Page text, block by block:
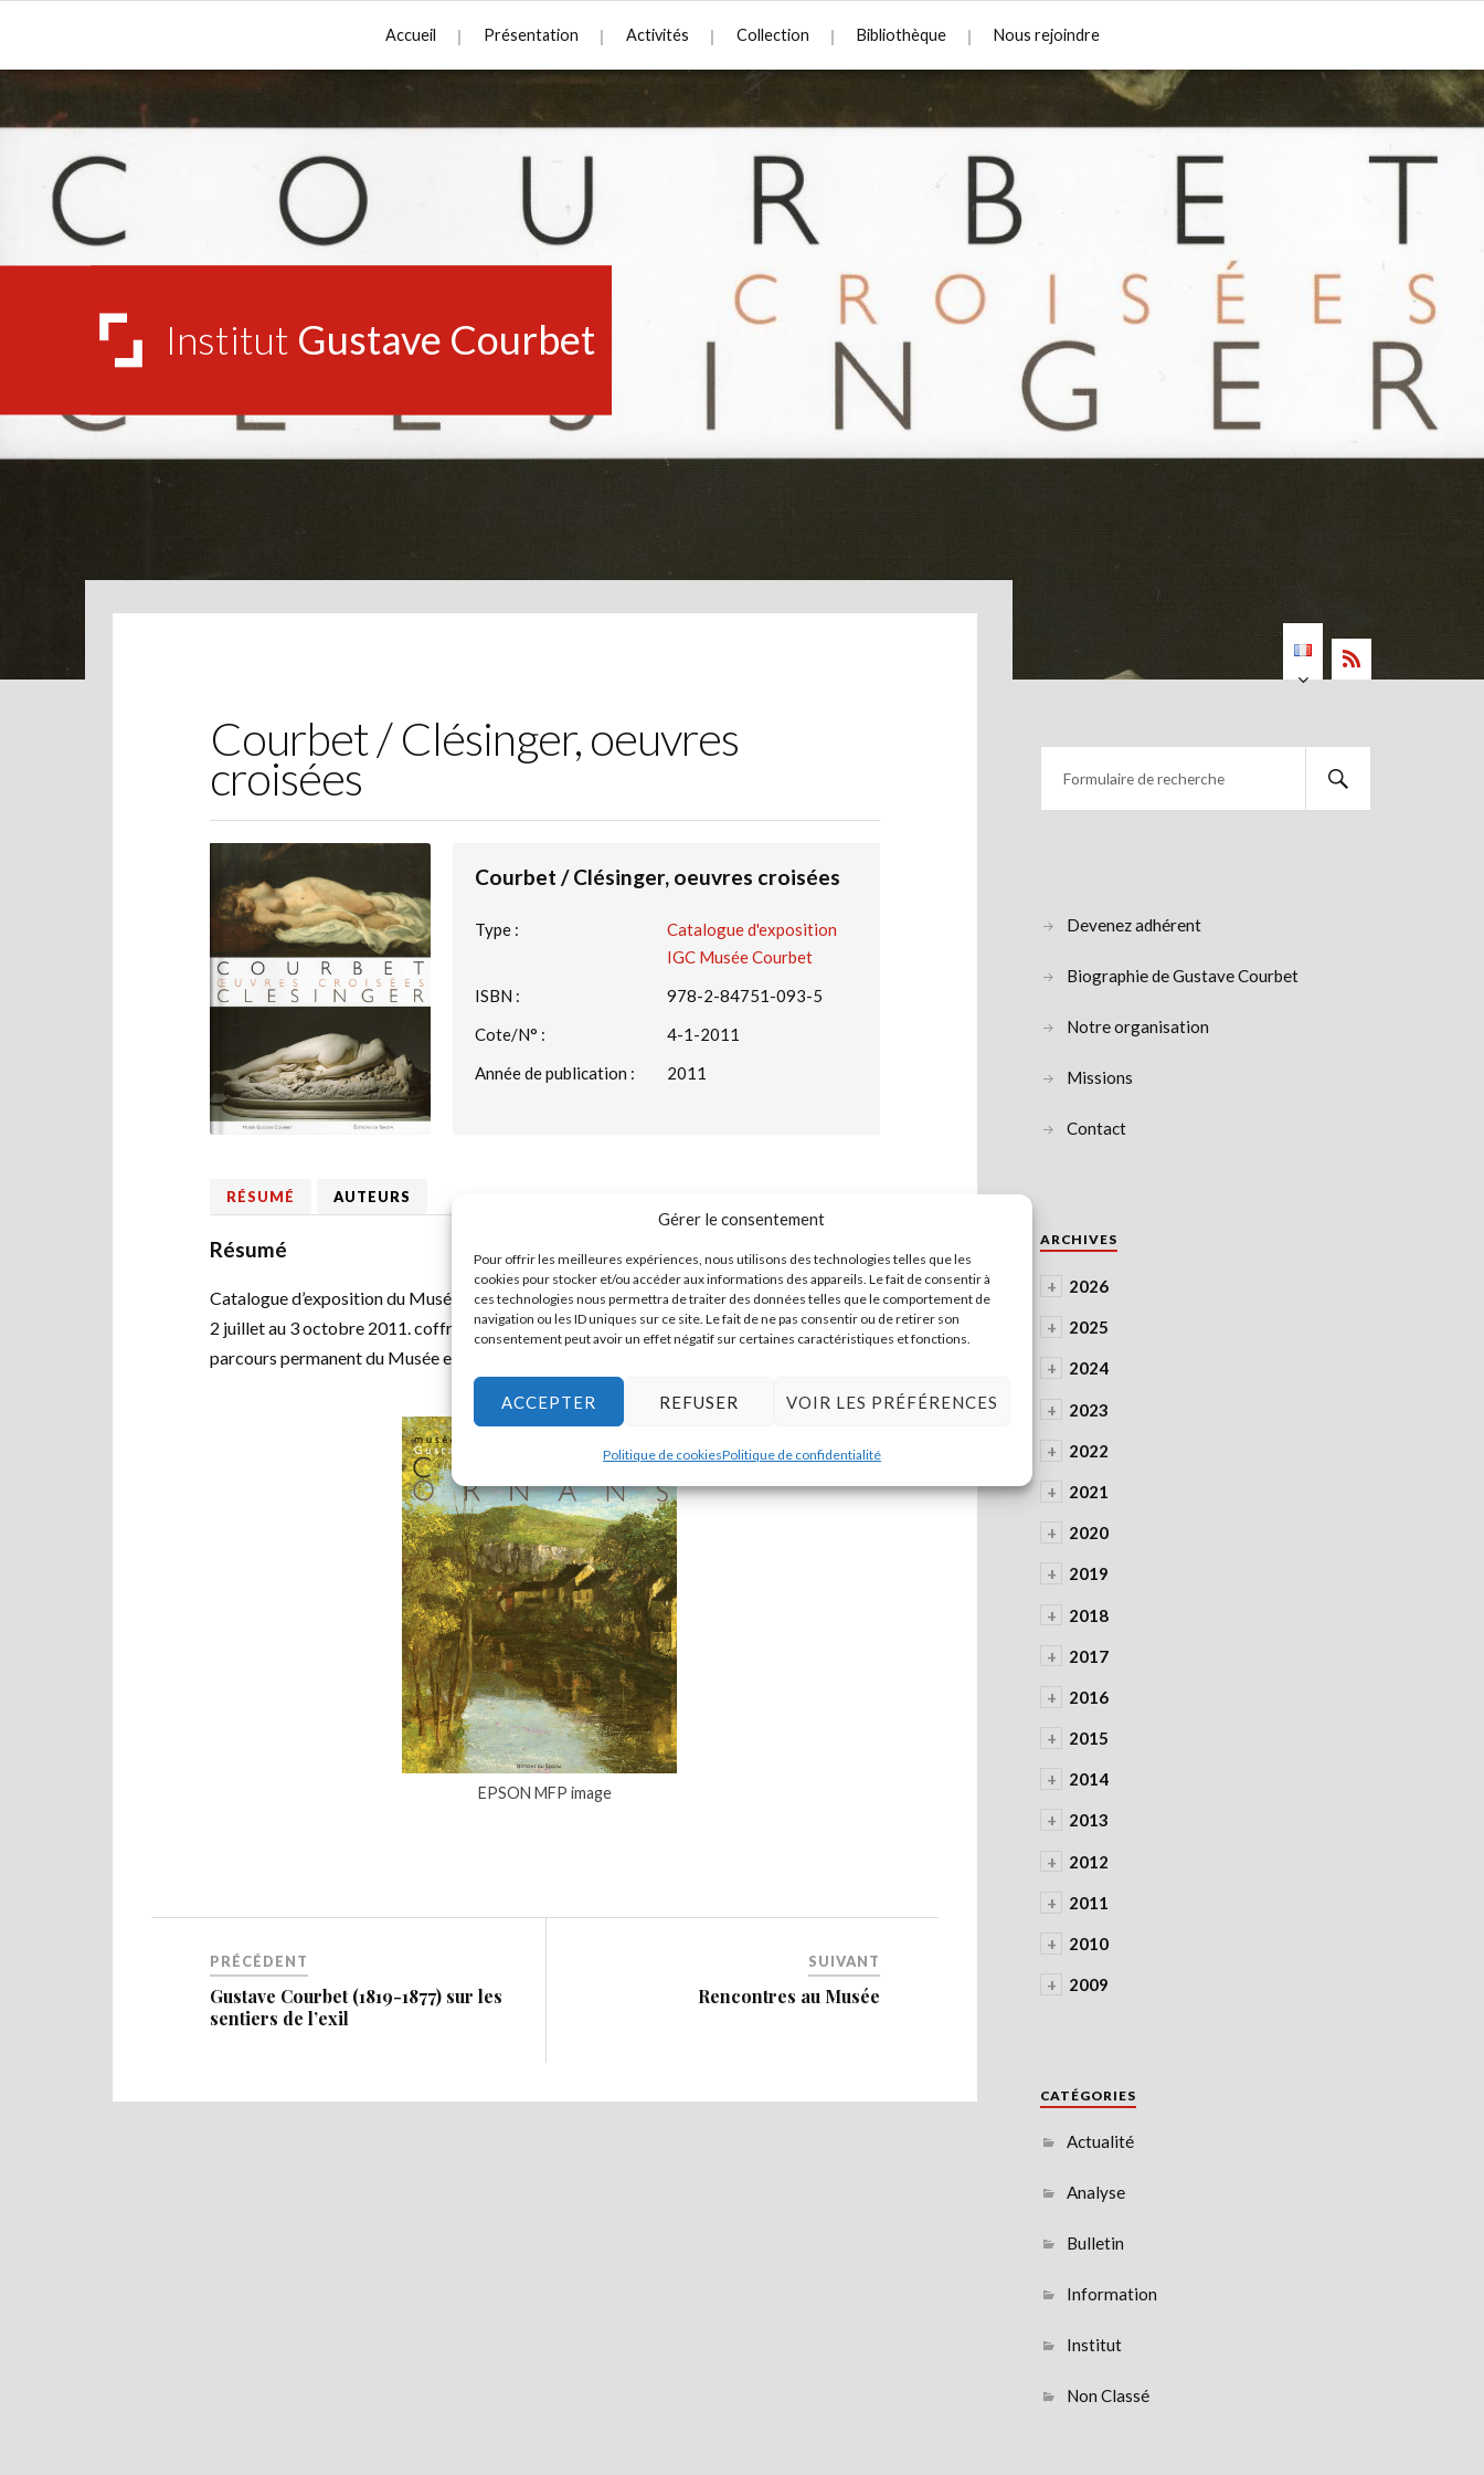
Gérer le consentement
Pour offrir les meilleures expériences, nous utilisons des technologies telles que les
cookies pour stocker et/ou accéder aux informations des appareils. Le fait de consentir à
ces technologies nous permettra de traiter des données telles que le comportement de
navigation ou les ID uniques sur ce site. Le fait de ne pas consentir ou de retirer son
consentement peut avoir un effet négatif sur certaines caractéristiques et fonctions.
ACCEPTER REFUSER VOIR LES PRÉFÉRENCES
Politique de cookiesPolitique de confidentialité
Institut Gustave Courbet
Accueil Présentation Activités Collection Bibliothèque Nous rejoindre
Courbet / Clésinger, oeuvres
croisées
Courbet / Clésinger, oeuvres croisées
Type :
Catalogue d'exposition
IGC Musée Courbet
ISBN :
978-2-84751-093-5
Cote/N° :
4-1-2011
Année de publication :
2011
RÉSUMÉ AUTEURS
Résumé
Catalogue d’exposition du Musée Courbet, exposition inaugurale après restauration – du
2 juillet au 3 octobre 2011. coffret contenant également un catalogue présentant le
parcours permanent du Musée et le projet architectural
EPSON MFP image
PRÉCÉDENT
Gustave Courbet (1819-1877) sur les
sentiers de l’exil
SUIVANT
Rencontres au Musée
Devenez adhérent
Biographie de Gustave Courbet
Notre organisation
Missions
Contact
ARCHIVES
+ 2026
+ 2025
+ 2024
+ 2023
+ 2022
+ 2021
+ 2020
+ 2019
+ 2018
+ 2017
+ 2016
+ 2015
+ 2014
+ 2013
+ 2012
+ 2011
+ 2010
+ 2009
CATÉGORIES
Actualité
Analyse
Bulletin
Information
Institut
Non Classé